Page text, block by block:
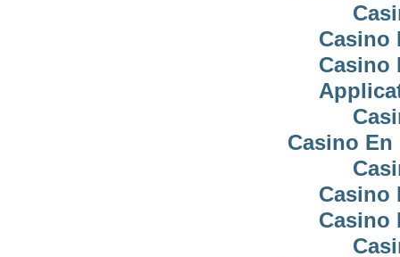
Casino
Casino
Casino En
Casino
Casino